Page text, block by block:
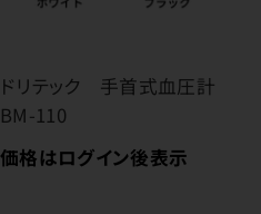
ドリテック 手首式血圧計
BM-110
価格はログイン後表示